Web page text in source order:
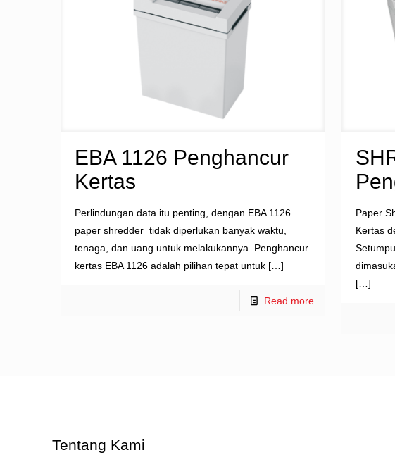
EBA 1126 Penghancur
Kertas
Perlindungan data itu penting, dengan EBA 1126
paper shredder tidak diperlukan banyak waktu,
tenaga, dan uang untuk melakukannya. Penghancur
kertas EBA 1126 adalah pilihan tepat untuk […]
Read more
Paper
Kertas
[…]
Tentang Kami